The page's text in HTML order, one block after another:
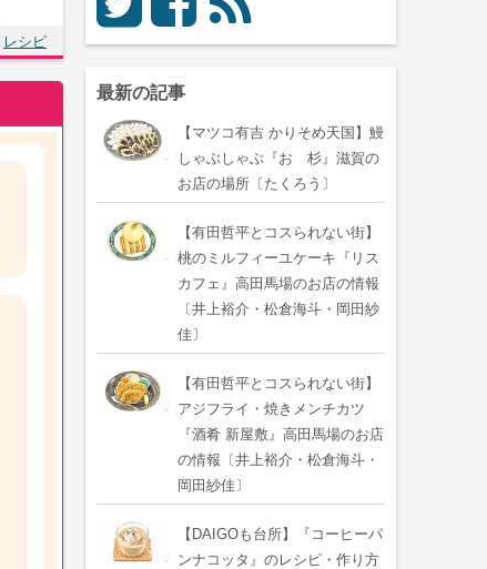
レシピ
最新の記事
【マツコ有吉 かりそめ天国】鰻
しゃぶしゃぶ『おゝ杉』滋賀の
お店の場所〔たくろう〕
【有田哲平とコスられない街】
桃のミルフィーユケーキ『リス
カフェ』高田馬場のお店の情報
〔井上裕介・松倉海斗・岡田紗
佳〕
【有田哲平とコスられない街】
アジフライ・焼きメンチカツ
『酒肴 新屋敷』高田馬場のお店
の情報〔井上裕介・松倉海斗・
岡田紗佳〕
【DAIGOも台所】『コーヒーパ
ンナコッタ』のレシピ・作り方